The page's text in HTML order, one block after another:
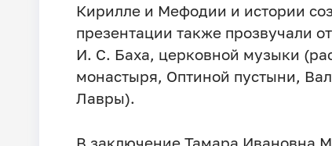
Кирилле и Мефодии и истории
презентации также прозвучали
И. С. Баха, церковной музыки
монастыря, Оптиной пустыни,
Лавры).